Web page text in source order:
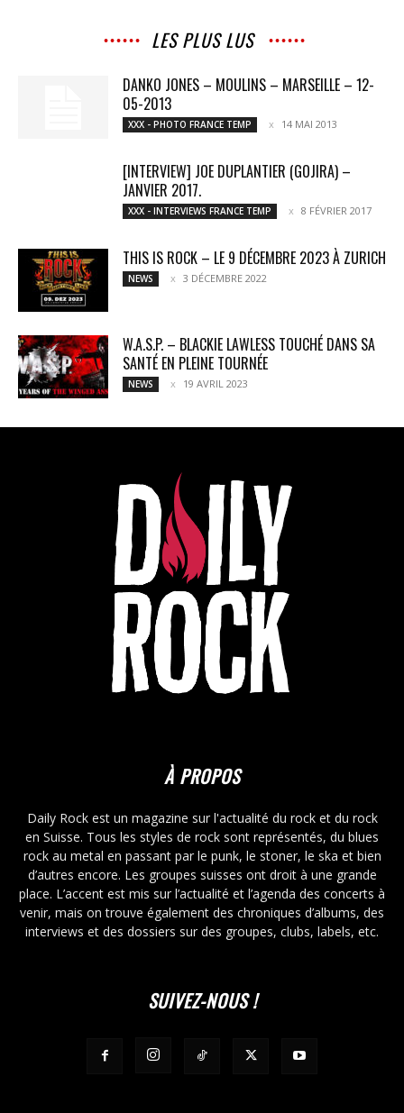
LES PLUS LUS
DANKO JONES – MOULINS – MARSEILLE – 12-
05-2013
XXX - PHOTO FRANCE TEMP 14 MAI 2013
[INTERVIEW] JOE DUPLANTIER (GOJIRA) –
JANVIER 2017.
XXX - INTERVIEWS FRANCE TEMP 8 FÉVRIER 2017
THIS IS ROCK – LE 9 DÉCEMBRE 2023 À ZURICH
NEWS 3 DÉCEMBRE 2022
W.A.S.P. – BLACKIE LAWLESS TOUCHÉ DANS SA
SANTÉ EN PLEINE TOURNÉE
NEWS 19 AVRIL 2023
À PROPOS
Daily Rock est un magazine sur l'actualité du rock et du rock
en Suisse. Tous les styles de rock sont représentés, du blues
rock au metal en passant par le punk, le stoner, le ska et bien
d’autres encore. Les groupes suisses ont droit à une grande
place. L’accent est mis sur l’actualité et l’agenda des concerts à
venir, mais on trouve également des chroniques d’albums, des
interviews et des dossiers sur des groupes, clubs, labels, etc.
SUIVEZ-NOUS !